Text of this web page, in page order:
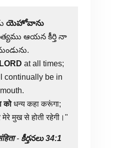
యెహోవాను
ఆయన కీర్తి నా
LORD at all times;
continually be in
कोधन्य कहा करूंगा;
मेरे मुख से होती रहेगी।"
- కీర్తనలు 34:1